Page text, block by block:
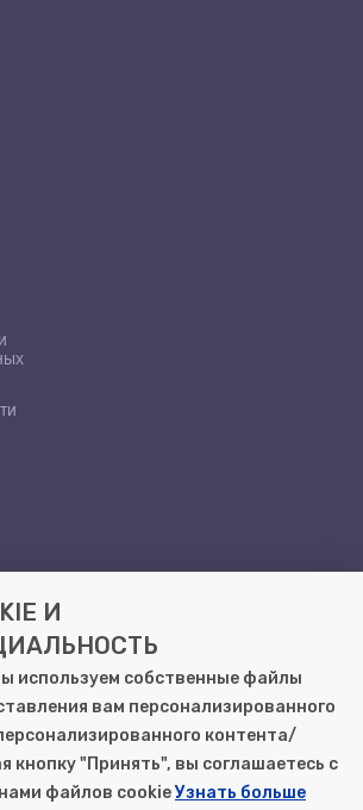
10А
И
используем собственные файлы
вам персонализированного
контента/
кнопку "Принять", вы соглашаетесь с
файлов cookieУзнать больше